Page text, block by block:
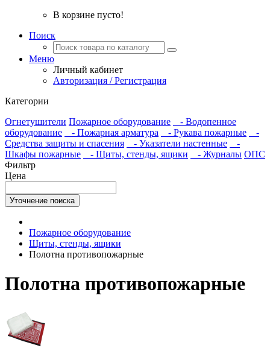
В корзине пусто!
Поиск
Меню
Личный кабинет
Авторизация / Регистрация
Категории
Огнетушители Пожарное оборудование
- Водопенное
оборудование
- Пожарная арматура - Рукава пожарные
-
Средства защиты и спасения
- Указатели настенные
-
Шкафы пожарные
- Щиты, стенды, ящики - Журналы ОПС
Фильтр
Цена
Уточнение поиска
Пожарное оборудование
Щиты, стенды, ящики
Полотна противопожарные
Полотна противопожарные